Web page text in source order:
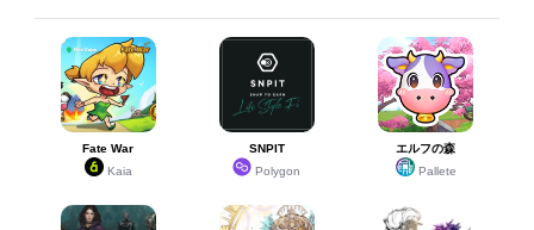
Fate War
Kaia
SNPIT
Polygon
エルフの森
Pallete